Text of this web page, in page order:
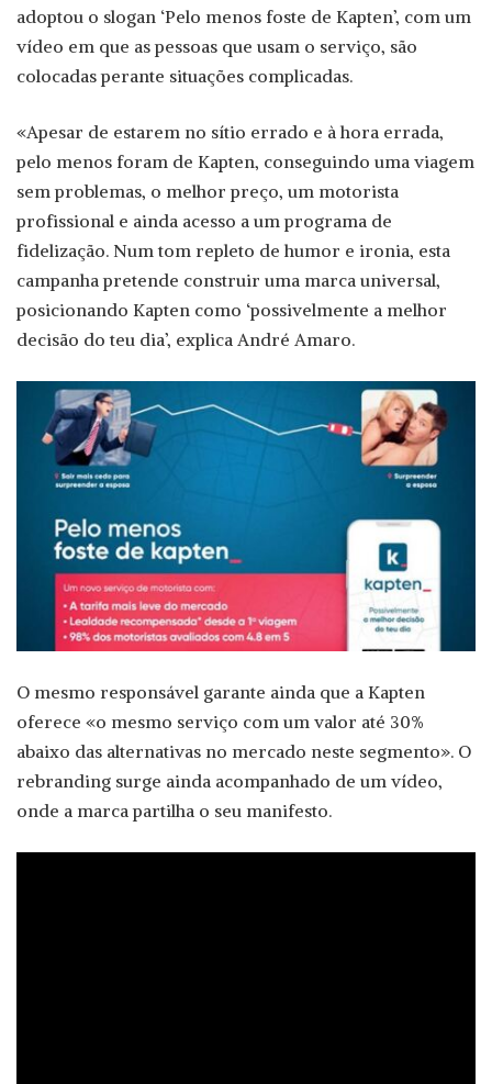
adoptou o slogan ‘Pelo menos foste de Kapten’, com um
vídeo em que as pessoas que usam o serviço, são
colocadas perante situações complicadas.
«Apesar de estarem no sítio errado e à hora errada,
pelo menos foram de Kapten, conseguindo uma viagem
sem problemas, o melhor preço, um motorista
profissional e ainda acesso a um programa de
fidelização. Num tom repleto de humor e ironia, esta
campanha pretende construir uma marca universal,
posicionando Kapten como ‘possivelmente a melhor
decisão do teu dia’, explica André Amaro.
O mesmo responsável garante ainda que a Kapten
oferece «o mesmo serviço com um valor até 30%
abaixo das alternativas no mercado neste segmento». O
rebranding surge ainda acompanhado de um vídeo,
onde a marca partilha o seu manifesto.